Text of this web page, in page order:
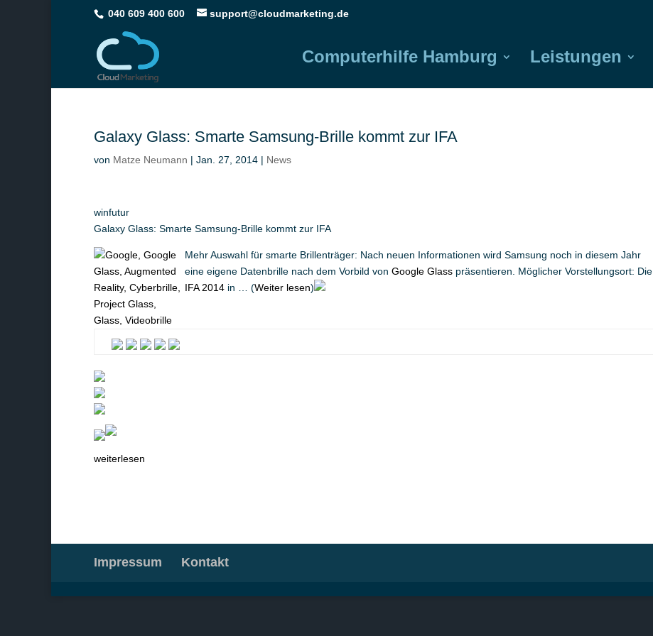
040 609 400 600 support@cloudmarketing.de
Computerhilfe Hamburg Leistungen
Galaxy Glass: Smarte Samsung-Brille kommt zur IFA
von Matze Neumann | Jan. 27, 2014 | News
winfutur
Galaxy Glass: Smarte Samsung-Brille kommt zur IFA
Mehr Auswahl für smarte Brillenträger: Nach neuen Informationen wird Samsung noch in diesem Jahr
eine eigene Datenbrille nach dem Vorbild von Google Glass präsentieren. Möglicher Vorstellungsort: Die
IFA 2014 in … (Weiter lesen)
weiterlesen
Impressum Kontakt